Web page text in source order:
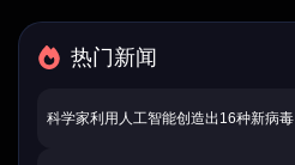
热门新闻
科学家利用人工智能创造出16种新病毒